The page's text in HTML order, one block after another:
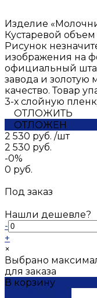
Изделие
Кустаревой
Рисунок
изображения на
официальный
завода и золотую
качество. Товар
3-х слойную
ОТЛОЖИТЬ
ОТЛОЖЕН
2 530 руб. /шт
2 530 руб.
-0%
0 руб.
Под заказ
Нашли дешевле?
-
+
×
Выбрано
для заказа
В корзину